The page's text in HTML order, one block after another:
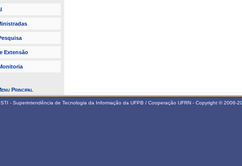
Extensão
Principal
- Superintendência de Tecnologia da Informação da UFPB / Cooperação UFRN - Copyright © 2006-